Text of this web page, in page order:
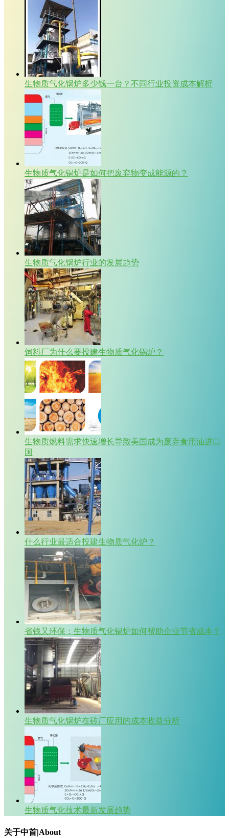
生物质气化锅炉多少钱一台？不同行业投资成本解析
生物质气化锅炉是如何把废弃物变成能源的？
生物质气化锅炉行业的发展趋势
饲料厂为什么要投建生物质气化锅炉？
生物质燃料需求快速增长导致美国成为废弃食用油进口
国
什么行业最适合投建生物质气化炉？
省钱又环保：生物质气化锅炉如何帮助企业节省成本？
生物质气化锅炉在砖厂应用的成本收益分析
生物质气化技术最新发展趋势
关于中首|About